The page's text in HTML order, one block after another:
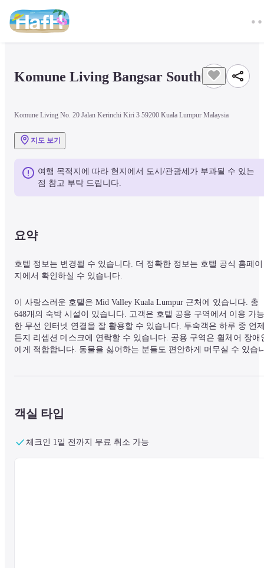
Komune Living Bangsar South
Komune Living No. 20 Jalan Kerinchi Kiri 3 59200 Kuala Lumpur Malaysia
지도 보기
여행 목적지에 따라 현지에서 도시/관광세가 부과될 수 있는
점 참고 부탁 드립니다.
요약
호텔 정보는 변경될 수 있습니다. 더 정확한 정보는 호텔 공식 홈페이
지에서 확인하실 수 있습니다.
이 사랑스러운 호텔은 Mid Valley Kuala Lumpur 근처에 있습니다. 총
648개의 숙박 시설이 있습니다. 고객은 호텔 공용 구역에서 이용 가능
한 무선 인터넷 연결을 잘 활용할 수 있습니다. 투숙객은 하루 중 언
든지 리셉션 데스크에 연락할 수 있습니다. 공용 구역은 휠체어 장애
에게 적합합니다. 동물을 싫어하는 분들도 편안하게 머무실 수 있습
객실, 커뮤니티 시설 및 훌륭한 위치를 갖춘 최신 코리빙 컨셉 공간입
니다.
객실 타입
체크인 1일 전까지 무료 취소 가능